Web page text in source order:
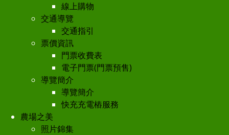
線上購物
交通導覽
交通指引
票價資訊
門票收費表
電子門票(門票預售)
導覽簡介
導覽簡介
快充充電樁服務
農場之美
照片錦集